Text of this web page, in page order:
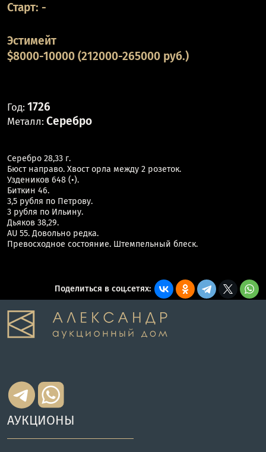
Старт: -
Эстимейт
$8000-10000 (212000-265000 руб.)
Год: 1726
Металл: Серебро
Серебро 28,33 г.
Бюст направо. Хвост орла между 2 розеток.
Уздеников 648 (•).
Биткин 46.
3,5 рубля по Петрову.
3 рубля по Ильину.
Дьяков 38,29.
AU 55. Довольно редка.
Превосходное состояние. Штемпельный блеск.
Поделиться в соц.сетях:
АУКЦИОНЫ